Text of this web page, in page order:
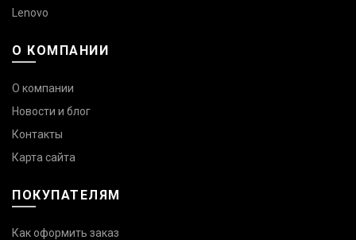
Lenovo
О КОМПАНИИ
О компании
Новости и блог
Контакты
Карта сайта
ПОКУПАТЕЛЯМ
Как оформить заказ